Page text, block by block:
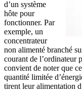
d’un système
hôte pour
fonctionner. Par
exemple, un
concentrateur
non alimenté branché
courant de l’ordinateur
convient de noter que
quantité limitée
tirent leur alimentation